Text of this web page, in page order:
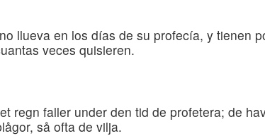
llueva en los días de su profecía, y tienen
veces quisieren.
regn faller under den tid de profetera; de
så ofta de vilja.